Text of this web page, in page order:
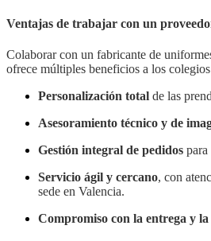
Ventajas de trabajar con un
Colaborar con un fabricante de
ofrece múltiples beneficios a los
Personalización total de las
Asesoramiento técnico y de
Gestión integral de pedidos
Servicio ágil y cercano, con
sede en Valencia.
Compromiso con la entrega y